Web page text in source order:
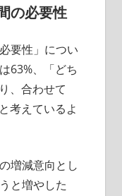
の必要性
要性」につい
63%、「どち
、合わせて
考えているよ
増減意向とし
と増やした